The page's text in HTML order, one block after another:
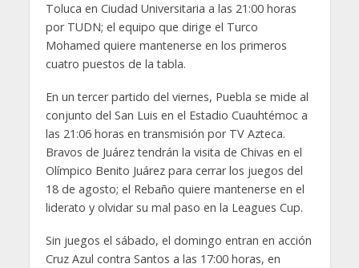
Toluca en Ciudad Universitaria a las 21:00 horas
por TUDN; el equipo que dirige el Turco
Mohamed quiere mantenerse en los primeros
cuatro puestos de la tabla.
En un tercer partido del viernes, Puebla se mide al
conjunto del San Luis en el Estadio Cuauhtémoc a
las 21:06 horas en transmisión por TV Azteca.
Bravos de Juárez tendrán la visita de Chivas en el
Olímpico Benito Juárez para cerrar los juegos del
18 de agosto; el Rebaño quiere mantenerse en el
liderato y olvidar su mal paso en la Leagues Cup.
Sin juegos el sábado, el domingo entran en acción
Cruz Azul contra Santos a las 17:00 horas, en